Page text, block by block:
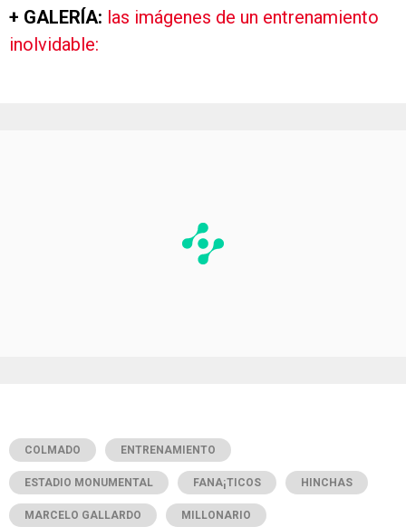
+ GALERÍA: las imágenes de un entrenamiento
inolvidable:
COLMADO ENTRENAMIENTO
ESTADIO MONUMENTAL FANA¡TICOS HINCHAS
MARCELO GALLARDO MILLONARIO